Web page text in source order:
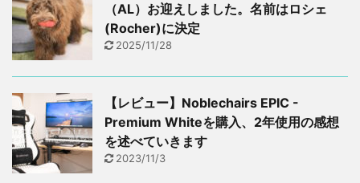
（AL）お迎えしました。名前はロシェ
(Rocher)に決定
2025/11/28
【レビュー】Noblechairs EPIC -
Premium Whiteを購入、2年使用の感想
を述べていきます
2023/11/3